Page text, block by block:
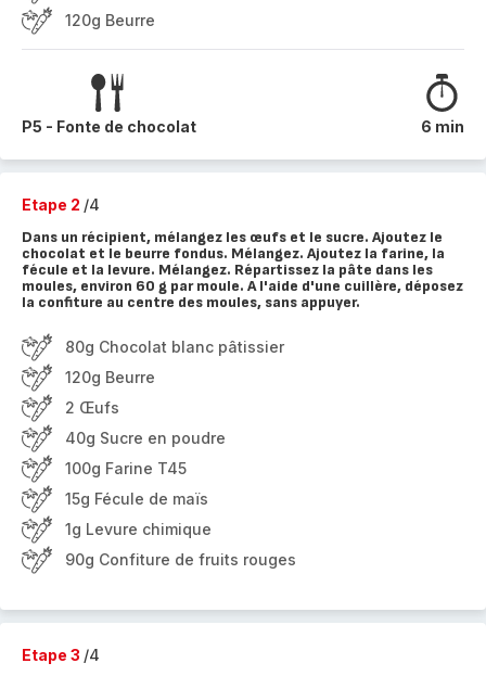
120g Beurre
P5 - Fonte de chocolat 6 min
Etape 2 /4
Dans un récipient, mélangez les œufs et le sucre. Ajoutez le
chocolat et le beurre fondus. Mélangez. Ajoutez la farine, la
fécule et la levure. Mélangez. Répartissez la pâte dans les
moules, environ 60 g par moule. A l'aide d'une cuillère, déposez
la confiture au centre des moules, sans appuyer.
80g Chocolat blanc pâtissier
120g Beurre
2 Œufs
40g Sucre en poudre
100g Farine T45
15g Fécule de maïs
1g Levure chimique
90g Confiture de fruits rouges
Etape 3 /4